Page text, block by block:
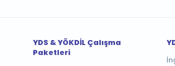
YDS & YÖKDİL Çalışma
Paketleri